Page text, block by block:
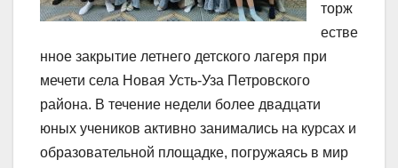
торж
естве
нное закрытие летнего детского лагеря при
мечети села Новая Усть-Уза Петровского
района. В течение недели более двадцати
юных учеников активно занимались на курсах и
образовательной площадке, погружаясь в мир